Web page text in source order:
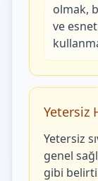
olmak,
ve
Yetersiz
Yetersiz
genel
gibi